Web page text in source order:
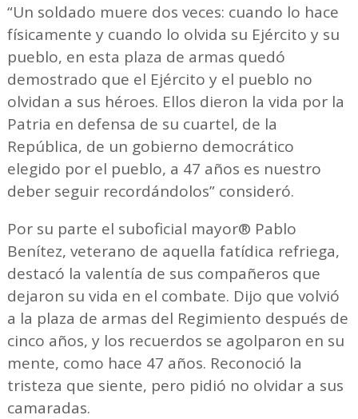
“Un soldado muere dos veces: cuando lo hace
físicamente y cuando lo olvida su Ejército y su
pueblo, en esta plaza de armas quedó
demostrado que el Ejército y el pueblo no
olvidan a sus héroes. Ellos dieron la vida por la
Patria en defensa de su cuartel, de la
República, de un gobierno democrático
elegido por el pueblo, a 47 años es nuestro
deber seguir recordándolos” consideró.
Por su parte el suboficial mayor® Pablo
Benítez, veterano de aquella fatídica refriega,
destacó la valentía de sus compañeros que
dejaron su vida en el combate. Dijo que volvió
a la plaza de armas del Regimiento después de
cinco años, y los recuerdos se agolparon en su
mente, como hace 47 años. Reconoció la
tristeza que siente, pero pidió no olvidar a sus
camaradas.